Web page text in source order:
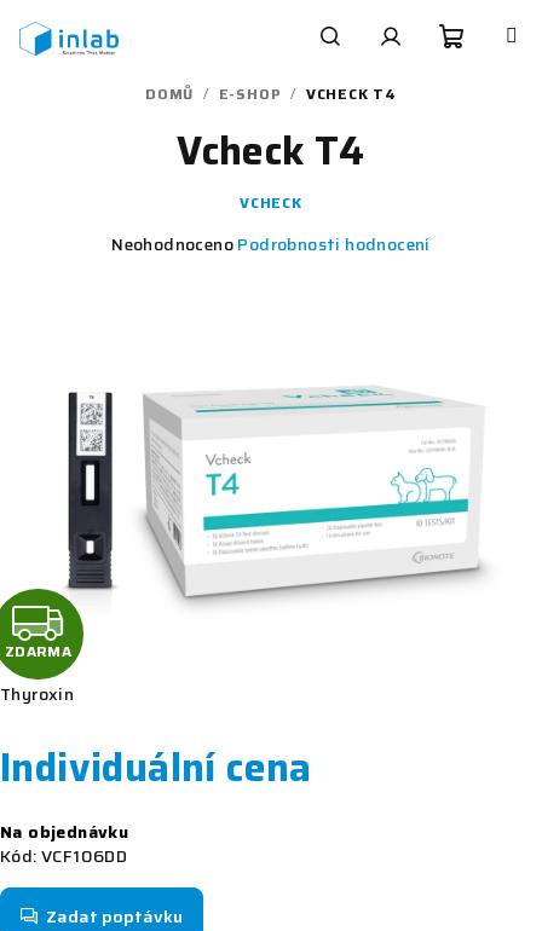
obsah
DOMŮ / E-SHOP / VCHECK T4
Thyroxin
Individuální cena
cena:
Na objednávku
Kód:VCF106DD
Zadat poptávku
Vcheck T4
VCHECK
Průměrné
5
hvězdiček.
NeohodnocenoPodrobnosti hodnocení
Z
D
A
R
M
A
ZDARMA